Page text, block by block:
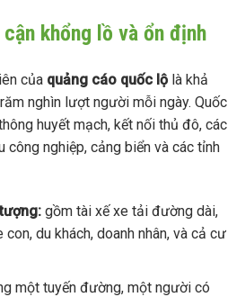
khổng lồ và ổn định
của quảng cáo quốc lộlà khả
nghìn lượt người mỗi ngày. Quốc
huyết mạch, kết nối thủ đô, các
công nghiệp, cảng biển và các tỉnh
gồm tài xế xe tải đường dài,
du khách, doanh nhân, và cả cư
một tuyến đường, một người có